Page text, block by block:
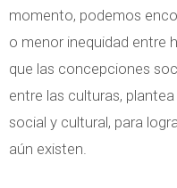
momento, podemos
o menor inequidad entre
que las concepciones
entre las culturas,
social y cultural, para
aún existen.